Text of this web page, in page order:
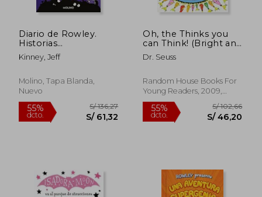
Diario de Rowley.
Historias
Supergeniales de
Miedo
Kinney, Jeff
Molino, Tapa Blanda,
Nuevo
Oh, the Thinks you
can Think! (Bright and
Early Board Books)
(en Inglés)
Dr. Seuss
Random House Books For
Young Readers, 2009,
Libro De Cartón, Nuevo